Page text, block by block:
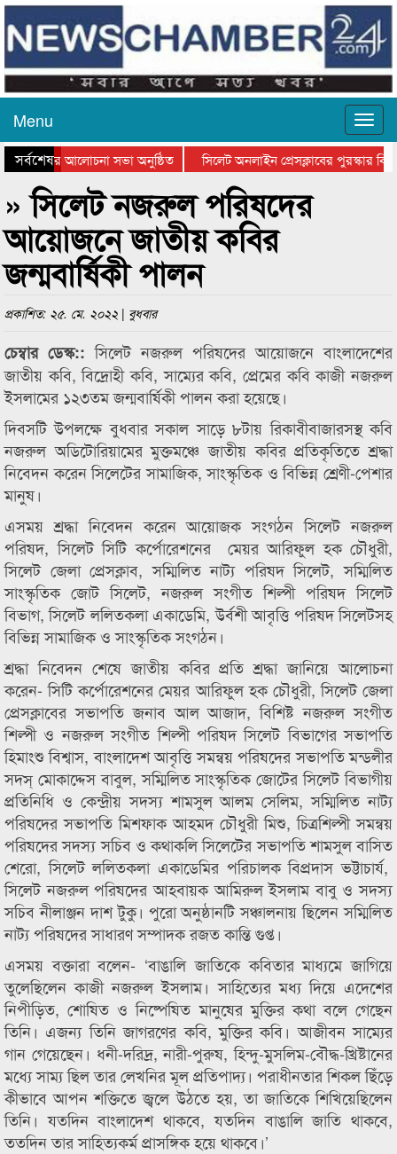
Menu
সর্বশেষ
দিবসের আলোচনা সভা অনুষ্ঠিত
সিলেট অনলাইন প্রেসক্লাবের পুরস্কার
সভা ও সম্মাননা প্রদান
কানাইঘাটের কিশোর আহাদের খুনি
» সিলেট নজরুল পরিষদের
আয়োজনে জাতীয় কবির
জন্মবার্ষিকী পালন
প্রকাশিত: ২৫. মে. ২০২২ | বুধবার
চেম্বার ডেস্ক::সিলেট নজরুল পরিষদের আয়োজনে বাংলাদেশের
জাতীয় কবি, বিদ্রোহী কবি, সাম্যের কবি, প্রেমের কবি কাজী নজরুল
ইসলামের ১২৩তম জন্মবার্ষিকী পালন করা হয়েছে।
দিবসটি উপলক্ষে বুধবার সকাল সাড়ে ৮টায় রিকাবীবাজারসস্থ কবি
নজরুল অডিটোরিয়ামের মুক্তমঞ্চে জাতীয় কবির প্রতিকৃতিতে শ্রদ্ধা
নিবেদন করেন সিলেটের সামাজিক, সাংস্কৃতিক ও বিভিন্ন শ্রেণী-পেশার
মানুষ।
এসময় শ্রদ্ধা নিবেদন করেন আয়োজক সংগঠন সিলেট নজরুল
পরিষদ, সিলেট সিটি কর্পোরেশনের মেয়র আরিফুল হক চৌধুরী,
সিলেট জেলা প্রেসক্লাব, সম্মিলিত নাট্য পরিষদ সিলেট, সম্মিলিত
সাংস্কৃতিক জোট সিলেট, নজরুল সংগীত শিল্পী পরিষদ সিলেট
বিভাগ, সিলেট ললিতকলা একাডেমি, উর্বশী আবৃত্তি পরিষদ সিলেটসহ
বিভিন্ন সামাজিক ও সাংস্কৃতিক সংগঠন।
শ্রদ্ধা নিবেদন শেষে জাতীয় কবির প্রতি শ্রদ্ধা জানিয়ে আলোচনা
করেন- সিটি কর্পোরেশনের মেয়র আরিফুল হক চৌধুরী, সিলেট জেলা
প্রেসক্লাবের সভাপতি জনাব আল আজাদ, বিশিষ্ট নজরুল সংগীত
শিল্পী ও নজরুল সংগীত শিল্পী পরিষদ সিলেট বিভাগের সভাপতি
হিমাংশু বিশ্বাস, বাংলাদেশ আবৃত্তি সমন্বয় পরিষদের সভাপতি মন্ডলীর
সদস্ মোকাদ্দেস বাবুল, সম্মিলিত সাংস্কৃতিক জোটের সিলেট বিভাগীয়
প্রতিনিধি ও কেন্দ্রীয় সদস্য শামসুল আলম সেলিম, সম্মিলিত নাট্য
পরিষদের সভাপতি মিশফাক আহমদ চৌধুরী মিশু, চিত্রশিল্পী সমন্বয়
পরিষদের সদস্য সচিব ও কথাকলি সিলেটের সভাপতি শামসুল বাসিত
শেরো, সিলেট ললিতকলা একাডেমির পরিচালক বিপ্রদাস ভট্টাচার্য,
সিলেট নজরুল পরিষদের আহবায়ক আমিরুল ইসলাম বাবু ও সদস্য
সচিব নীলাঞ্জন দাশ টুকু। পুরো অনুষ্ঠানটি সঞ্চালনায় ছিলেন সম্মিলিত
নাট্য পরিষদের সাধারণ সম্পাদক রজত কান্তি গুপ্ত।
এসময় বক্তারা বলেন- ‘বাঙালি জাতিকে কবিতার মাধ্যমে জাগিয়ে
তুলেছিলেন কাজী নজরুল ইসলাম। সাহিত্যের মধ্য দিয়ে এদেশের
নিপীড়িত, শোষিত ও নিষ্পেষিত মানুষের মুক্তির কথা বলে গেছেন
তিনি। এজন্য তিনি জাগরণের কবি, মুক্তির কবি। আজীবন সাম্যের
গান গেয়েছেন। ধনী-দরিদ্র, নারী-পুরুষ, হিন্দু-মুসলিম-বৌদ্ধ-খ্রিষ্টানের
মধ্যে সাম্য ছিল তার লেখনির মূল প্রতিপাদ্য। পরাধীনতার শিকল ছিঁড়ে
কীভাবে আপন শক্তিতে জ্বলে উঠতে হয়, তা জাতিকে শিখিয়েছিলেন
তিনি। যতদিন বাংলাদেশ থাকবে, যতদিন বাঙালি জাতি থাকবে,
ততদিন তার সাহিত্যকর্ম প্রাসঙ্গিক হয়ে থাকবে।’